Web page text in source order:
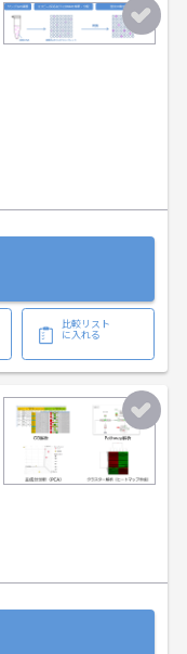
比較リスト
に入れる